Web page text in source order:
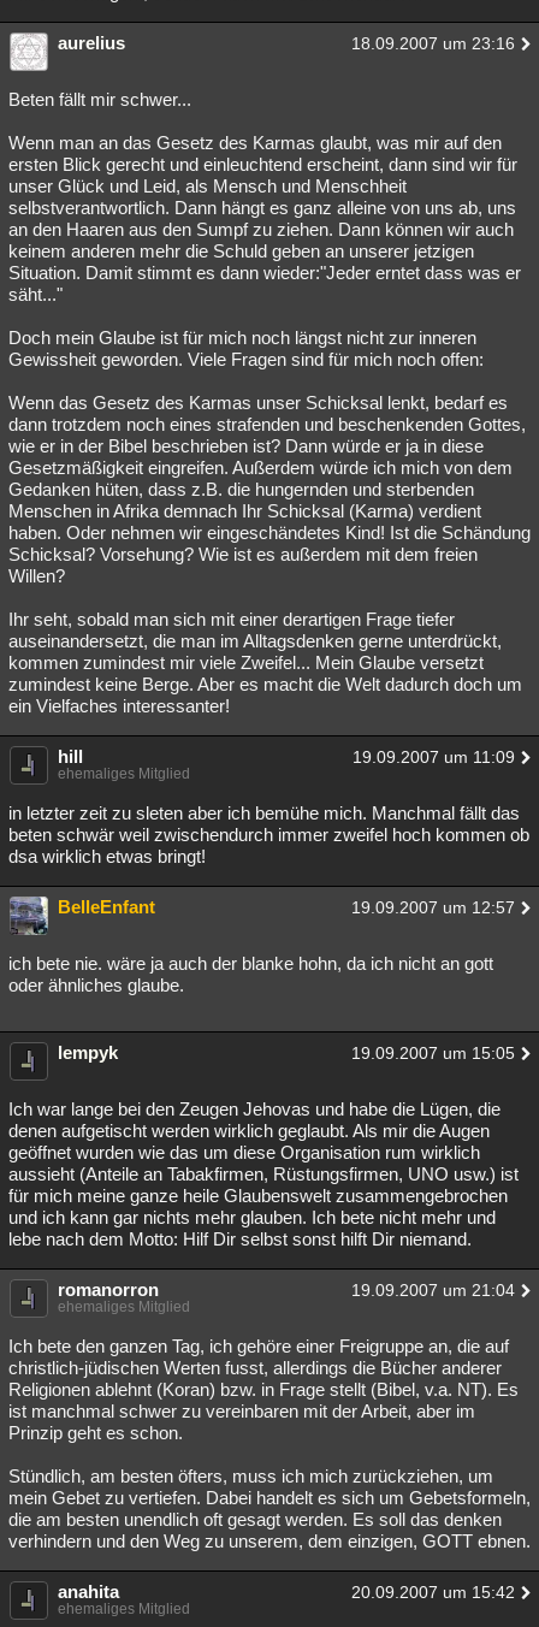
aurelius 18.09.2007 um 23:16
Beten fällt mir schwer...
Wenn man an das Gesetz des Karmas glaubt, was mir auf den
ersten Blick gerecht und einleuchtend erscheint, dann sind wir für
unser Glück und Leid, als Mensch und Menschheit
selbstverantwortlich. Dann hängt es ganz alleine von uns ab, uns
an den Haaren aus den Sumpf zu ziehen. Dann können wir auch
keinem anderen mehr die Schuld geben an unserer jetzigen
Situation. Damit stimmt es dann wieder:"Jeder erntet dass was er
säht..."
Doch mein Glaube ist für mich noch längst nicht zur inneren
Gewissheit geworden. Viele Fragen sind für mich noch offen:
Wenn das Gesetz des Karmas unser Schicksal lenkt, bedarf es
dann trotzdem noch eines strafenden und beschenkenden Gottes,
wie er in der Bibel beschrieben ist? Dann würde er ja in diese
Gesetzmäßigkeit eingreifen. Außerdem würde ich mich von dem
Gedanken hüten, dass z.B. die hungernden und sterbenden
Menschen in Afrika demnach Ihr Schicksal (Karma) verdient
haben. Oder nehmen wir eingeschändetes Kind! Ist die Schändung
Schicksal? Vorsehung? Wie ist es außerdem mit dem freien
Willen?
Ihr seht, sobald man sich mit einer derartigen Frage tiefer
auseinandersetzt, die man im Alltagsdenken gerne unterdrückt,
kommen zumindest mir viele Zweifel... Mein Glaube versetzt
zumindest keine Berge. Aber es macht die Welt dadurch doch um
ein Vielfaches interessanter!
hill 19.09.2007 um 11:09
ehemaliges Mitglied
in letzter zeit zu sleten aber ich bemühe mich. Manchmal fällt das
beten schwär weil zwischendurch immer zweifel hoch kommen ob
dsa wirklich etwas bringt!
BelleEnfant 19.09.2007 um 12:57
ich bete nie. wäre ja auch der blanke hohn, da ich nicht an gott
oder ähnliches glaube.
lempyk 19.09.2007 um 15:05
Ich war lange bei den Zeugen Jehovas und habe die Lügen, die
denen aufgetischt werden wirklich geglaubt. Als mir die Augen
geöffnet wurden wie das um diese Organisation rum wirklich
aussieht (Anteile an Tabakfirmen, Rüstungsfirmen, UNO usw.) ist
für mich meine ganze heile Glaubenswelt zusammengebrochen
und ich kann gar nichts mehr glauben. Ich bete nicht mehr und
lebe nach dem Motto: Hilf Dir selbst sonst hilft Dir niemand.
romanorron 19.09.2007 um 21:04
ehemaliges Mitglied
Ich bete den ganzen Tag, ich gehöre einer Freigruppe an, die auf
christlich-jüdischen Werten fusst, allerdings die Bücher anderer
Religionen ablehnt (Koran) bzw. in Frage stellt (Bibel, v.a. NT). Es
ist manchmal schwer zu vereinbaren mit der Arbeit, aber im
Prinzip geht es schon.
Stündlich, am besten öfters, muss ich mich zurückziehen, um
mein Gebet zu vertiefen. Dabei handelt es sich um Gebetsformeln,
die am besten unendlich oft gesagt werden. Es soll das denken
verhindern und den Weg zu unserem, dem einzigen, GOTT ebnen.
anahita 20.09.2007 um 15:42
ehemaliges Mitglied